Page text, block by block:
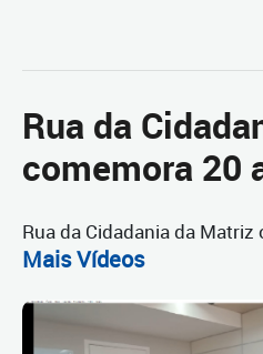
Rua da
comemora 20
Rua da Cidadania da
Mais Vídeos